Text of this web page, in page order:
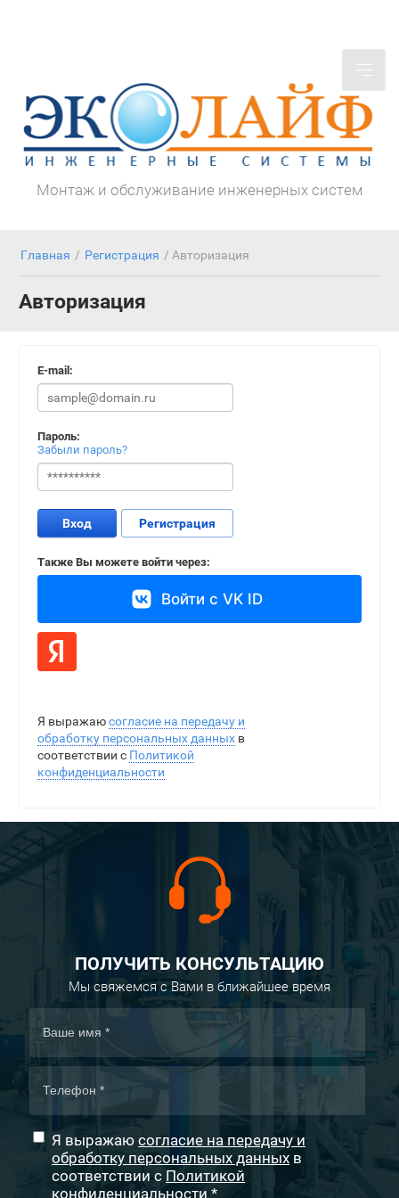
Монтаж и обслуживание инженерных систем
Главная / Регистрация / Авторизация
Авторизация
E-mail:
Пароль:
Забыли пароль?
Регистрация
Вход
Также Вы можете войти через:
Войти с VK ID
Я выражаюсогласие на передачу и
обработку персональных данныхв
соответствии с Политикой
конфиденциальности
ПОЛУЧИТЬ КОНСУЛЬТАЦИЮ
Мы свяжемся с Вами в ближайшее время
Я выражаюсогласие на передачу и
обработку персональных данных в
соответствии с Политикой
конфиденциальности *